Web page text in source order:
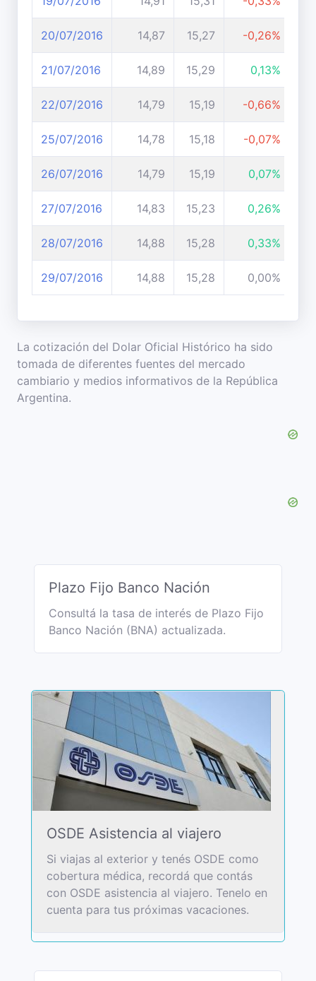
20/07/2016 14,87 15,27 -0,26%
21/07/2016 14,89 15,29 0,13%
22/07/2016 14,79 15,19 -0,66%
25/07/2016 14,78 15,18 -0,07%
26/07/2016 14,79 15,19 0,07%
27/07/2016 14,83 15,23 0,26%
28/07/2016 14,88 15,28 0,33%
29/07/2016 14,88 15,28 0,00%
La cotización del Dolar Oficial Histórico ha sido
tomada de diferentes fuentes del mercado
cambiario y medios informativos de la República
Argentina.
Plazo Fijo Banco Nación
Consultá la tasa de interés de Plazo Fijo
Banco Nación (BNA) actualizada.
OSDE Asistencia al viajero
Si viajas al exterior y tenés OSDE como
cobertura médica, recordá que contás
con OSDE asistencia al viajero. Tenelo en
cuenta para tus próximas vacaciones.